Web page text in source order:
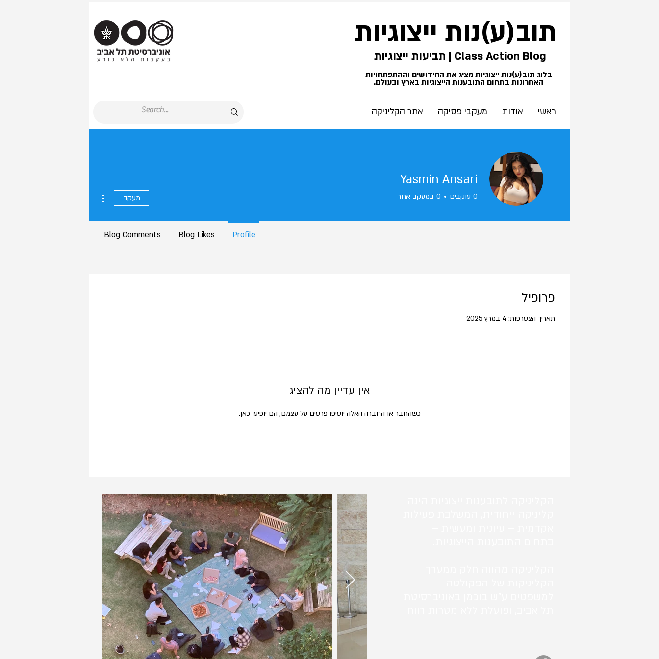
תוב(ע)נות ייצוגיות
Class Action Blog | תביעות ייצוגיות
בלוג תוב(ע)נות ייצוגיות מציג את החידושים וההתפתחויות
האחרונות בתחום התובענות הייצוגיות בארץ ובעולם.
ראשי אודות מעקבי פסיקה אתר הקליניקה
פרופיל
תאריך הצטרפות: 4 במרץ 2025
אין עדיין מה להציג
כשהחבר או החברה האלה יוסיפו פרטים על עצמם, הם יופיעו כאן.
Yasmin Ansari
0 עוקבים 0 במעקב אחר מעקב
Profile
Blog Likes
Blog Comments